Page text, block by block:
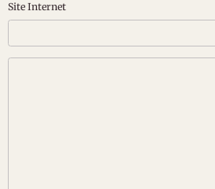
Site Internet